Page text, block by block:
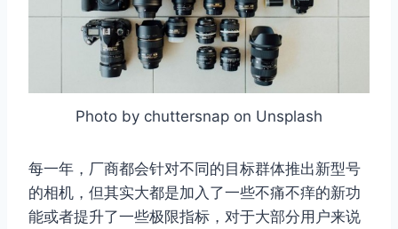
Photo by chuttersnap on Unsplash
每一年，厂商都会针对不同的目标群体推出新型号
的相机，但其实大都是加入了一些不痛不痒的新功
能或者提升了一些极限指标，对于大部分用户来说